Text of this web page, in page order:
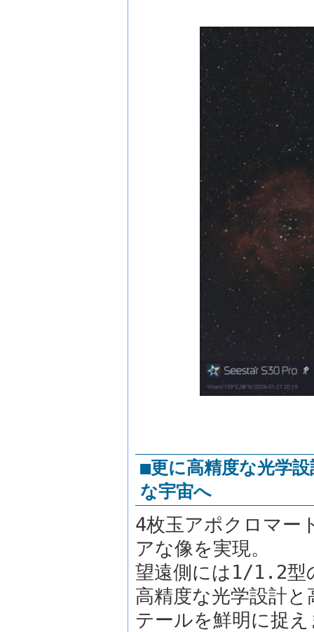
■更に高精度な光学
な宇宙へ
4枚玉アポクロマー
アな像を実現。
望遠側には1/1.2型
高精度な光学設計
テールを鮮明に捉